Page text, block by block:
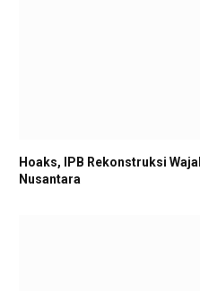
Hoaks, IPB Rekonstruksi
Nusantara